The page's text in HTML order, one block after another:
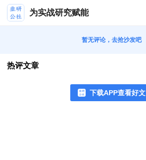
为实战研究赋能
暂无评论，去抢沙发吧
热评文章
下载APP查看好文